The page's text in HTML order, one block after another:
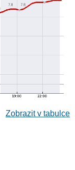
Zobrazit v tabulce